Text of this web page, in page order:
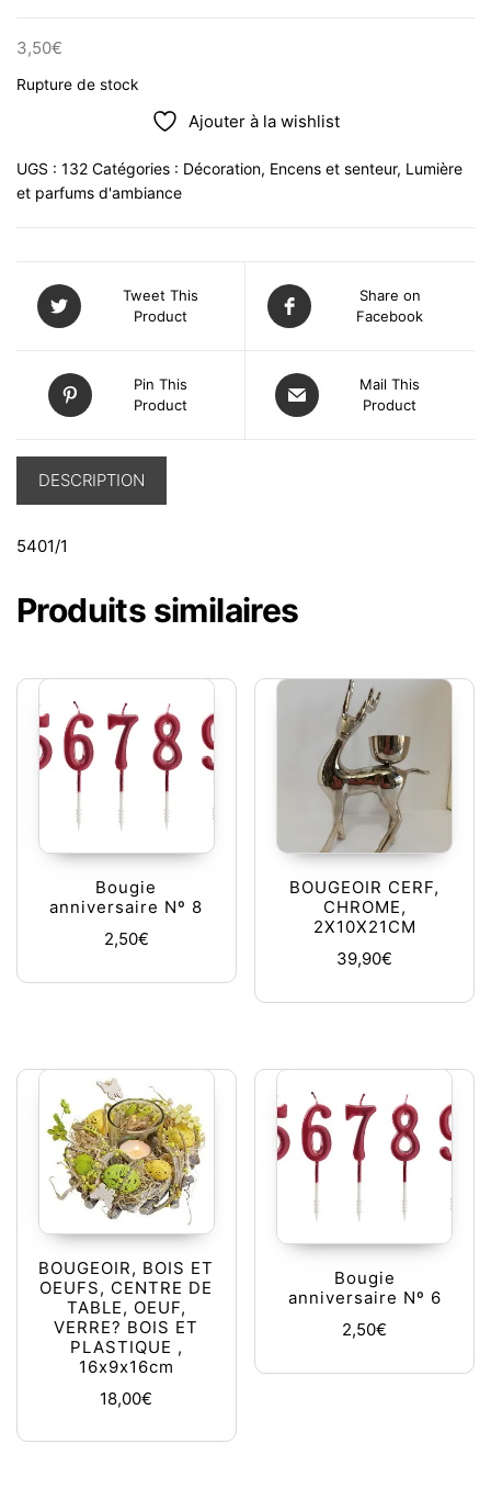
3,50€
Rupture de stock
Ajouter à la wishlist
UGS : 132 Catégories : Décoration, Encens et senteur, Lumière
et parfums d'ambiance
Tweet This
Product
Share on
Facebook
Pin This
Product
Mail This
Product
DESCRIPTION
5401/1
Produits similaires
Bougie
anniversaire Nº 8
2,50€
BOUGEOIR CERF,
CHROME,
2X10X21CM
39,90€
BOUGEOIR, BOIS ET
OEUFS, CENTRE DE
TABLE, OEUF,
VERRE? BOIS ET
PLASTIQUE ,
16x9x16cm
18,00€
Bougie
anniversaire Nº 6
2,50€